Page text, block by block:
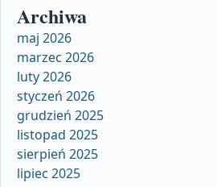
Archiwa
maj 2026
marzec 2026
luty 2026
styczeń 2026
grudzień 2025
listopad 2025
sierpień 2025
lipiec 2025